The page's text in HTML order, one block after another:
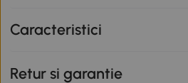
Caracteristici
Retur si garantie